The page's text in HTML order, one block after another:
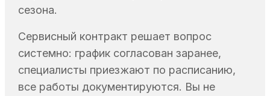
сезона.
Сервисный контракт решает вопрос
системно: график согласован заранее,
специалисты приезжают по расписанию,
все работы документируются. Вы не